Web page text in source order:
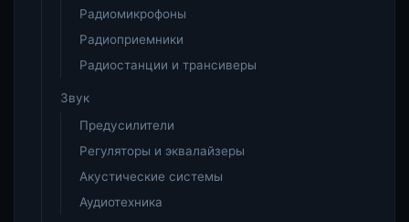
Радиомикрофоны
Радиоприемники
Радиостанции и трансиверы
Звук
Предусилители
Регуляторы и эквалайзеры
Акустические системы
Аудиотехника